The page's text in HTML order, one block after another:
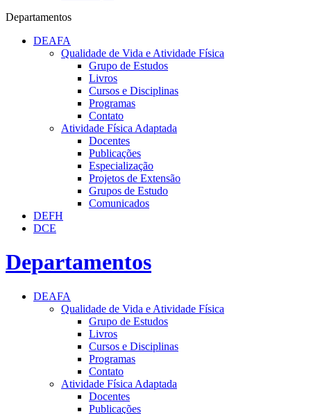
Departamentos
DEAFA
Qualidade de Vida e Atividade Física
Grupo de Estudos
Livros
Cursos e Disciplinas
Programas
Contato
Atividade Física Adaptada
Docentes
Publicações
Especialização
Projetos de Extensão
Grupos de Estudo
Comunicados
DEFH
DCE
Departamentos
DEAFA
Qualidade de Vida e Atividade Física
Grupo de Estudos
Livros
Cursos e Disciplinas
Programas
Contato
Atividade Física Adaptada
Docentes
Publicações